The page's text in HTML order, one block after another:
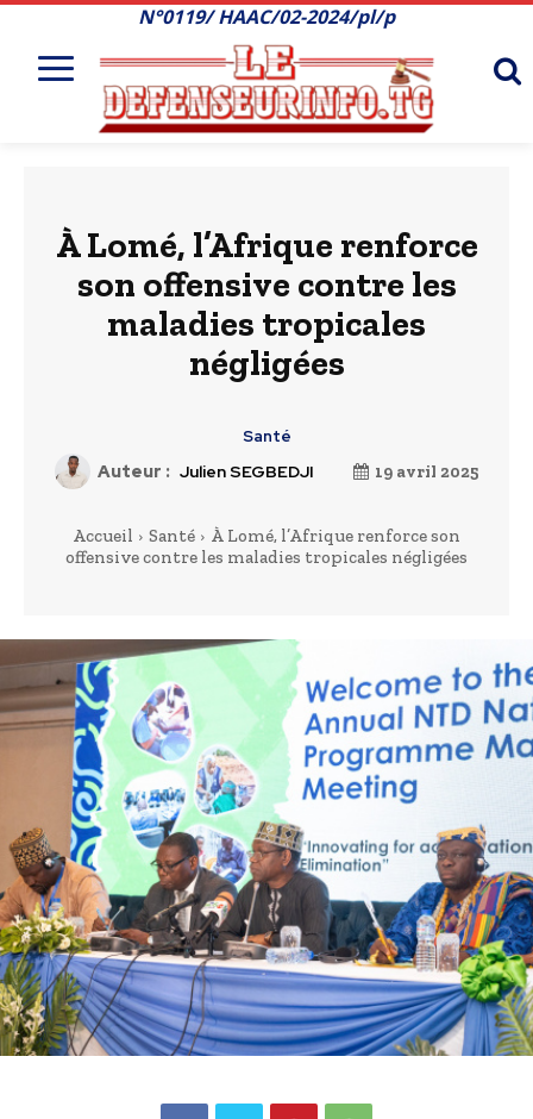
N°0119/ HAAC/02-2024/pl/p
À Lomé, l’Afrique renforce
son offensive contre les
maladies tropicales
négligées
Santé
Auteur : Julien SEGBEDJI 19 avril 2025
Accueil Santé
À Lomé, l’Afrique renforce son
offensive contre les maladies tropicales négligées